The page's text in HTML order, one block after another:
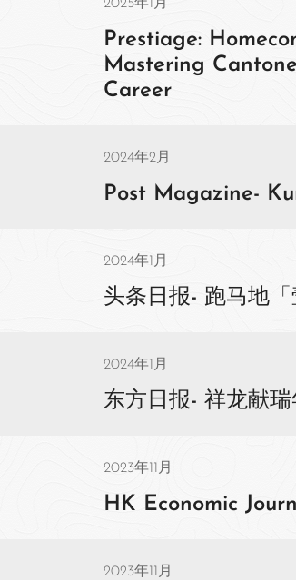
2025年1月
Prestiage:
Mastering
Career
2024年2月
Post Magazine-
2024年1月
头条日报- 跑马地
2024年1月
东方日报- 祥龙献
2023年11月
HK Economic
2023年11月